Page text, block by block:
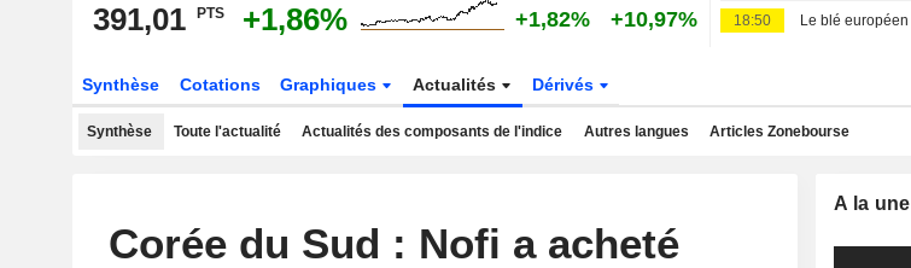
391,01 PTS +1,86% +1,82% +10,97% 18:50
Synthèse Cotations Graphiques Actualités Dérivés
Synthèse Toute l'actualité Actualités des composants de l'indice Autres langues Articles Zonebourse
Corée du Sud : Nofi a acheté
A la une